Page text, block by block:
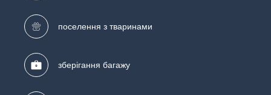
поселення з тваринами
зберігання багажу